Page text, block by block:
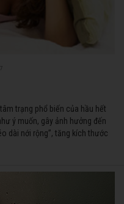
trạng phổ biến của hầu hết
ý muốn, gây ảnh hưởng đến
dài nới rộng”, tăng kích thước